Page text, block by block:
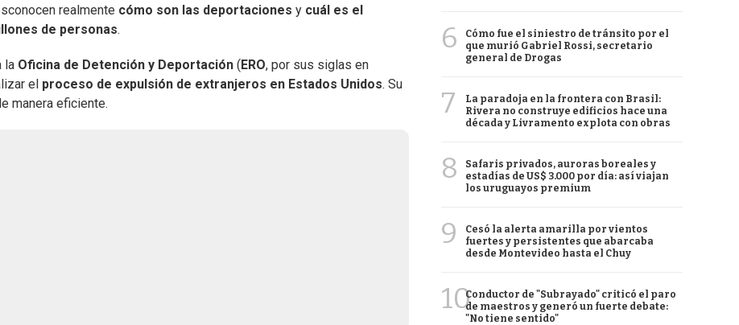
realmente cómo son las deportaciones y cuál es el
de personas.
la Oficina de Detención y Deportación ( ERO, por sus siglas en
el proceso de expulsión de extranjeros en Estados Unidos. Su
manera eficiente.
6
Cómo fue el siniestro de tránsito por el
que murió Gabriel Rossi, secretario
general de Drogas
7
La paradoja en la frontera con Brasil:
Rivera no construye edificios hace una
década y Livramento explota con obras
8
Safaris privados, auroras boreales y
estadías de US$ 3.000 por día: así viajan
los uruguayos premium
9
Cesó la alerta amarilla por vientos
fuertes y persistentes que abarcaba
desde Montevideo hasta el Chuy
10Conductor de "Subrayado" criticó el paro
de maestros y generó un fuerte debate:
"No tiene sentido"